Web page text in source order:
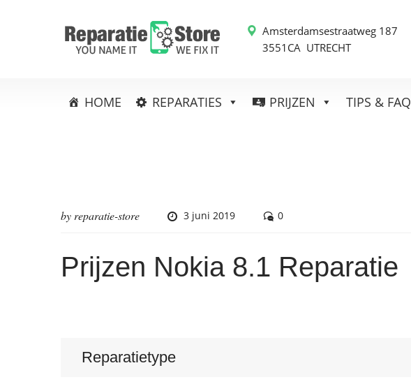
Amsterdamsestraatweg 187
3551CA UTRECHT
HOME REPARATIES PRIJZEN TIPS & FAQ
by reparatie-store 3 juni 2019 0
Prijzen Nokia 8.1 Reparatie
Reparatietype